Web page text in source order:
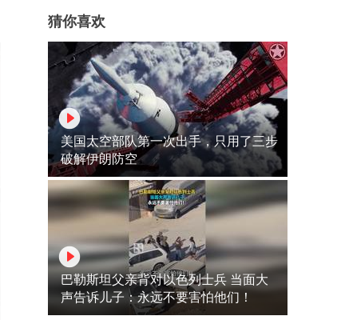
猜你喜欢
美国太空部队第一次出手，只用了三步
破解伊朗防空
巴勒斯坦父亲背对以色列士兵 当面大
声告诉儿子：永远不要害怕他们！